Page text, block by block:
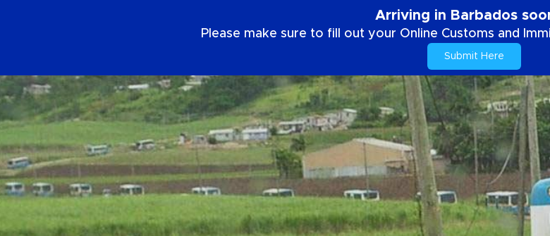
Arriving in Barbados
Please make sure to fill out your Online Customs and
Submit Here